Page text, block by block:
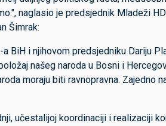
naglasio je predsjednik Mladeži
Šimrak:
BiH i njihovom predsjedniku Dariju
našeg naroda u Bosni i
moraju biti ravnopravna. Zajedno
učestalijoj koordinaciji i realizaciji